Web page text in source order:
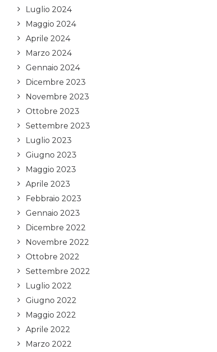
Luglio 2024
Maggio 2024
Aprile 2024
Marzo 2024
Gennaio 2024
Dicembre 2023
Novembre 2023
Ottobre 2023
Settembre 2023
Luglio 2023
Giugno 2023
Maggio 2023
Aprile 2023
Febbraio 2023
Gennaio 2023
Dicembre 2022
Novembre 2022
Ottobre 2022
Settembre 2022
Luglio 2022
Giugno 2022
Maggio 2022
Aprile 2022
Marzo 2022